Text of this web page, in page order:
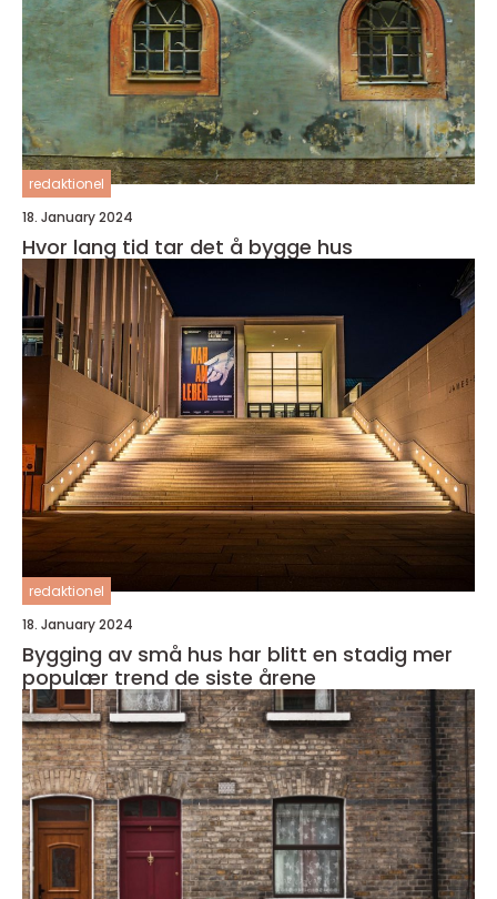
redaktionel
18. January 2024
Hvor lang tid tar det å bygge hus
redaktionel
18. January 2024
Bygging av små hus har blitt en stadig mer
populær trend de siste årene